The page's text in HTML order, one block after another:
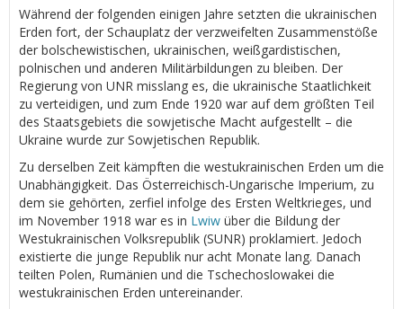
Während der folgenden einigen Jahre setzten die ukrainischen
Erden fort, der Schauplatz der verzweifelten Zusammenstöße
der bolschewistischen, ukrainischen, weißgardistischen,
polnischen und anderen Militärbildungen zu bleiben. Der
Regierung von UNR misslang es, die ukrainische Staatlichkeit
zu verteidigen, und zum Ende 1920 war auf dem größten Teil
des Staatsgebiets die sowjetische Macht aufgestellt – die
Ukraine wurde zur Sowjetischen Republik.
Zu derselben Zeit kämpften die westukrainischen Erden um die
Unabhängigkeit. Das Österreichisch-Ungarische Imperium, zu
dem sie gehörten, zerfiel infolge des Ersten Weltkrieges, und
im November 1918 war es in Lwiw über die Bildung der
Westukrainischen Volksrepublik (SUNR) proklamiert. Jedoch
existierte die junge Republik nur acht Monate lang. Danach
teilten Polen, Rumänien und die Tschechoslowakei die
westukrainischen Erden untereinander.